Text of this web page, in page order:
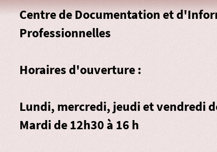
Centre de Documentation et
Professionnelles
Horaires d'ouverture :
Lundi, mercredi, jeudi et vendredi
Mardi de 12h30 à 16 h